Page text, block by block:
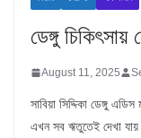
ডেঙ্গু চিকিৎসায়
August 11, 2025
সাবিয়া সিদ্দিকা ডেঙ্গু
এখন সব ঋতুতেই দেখা